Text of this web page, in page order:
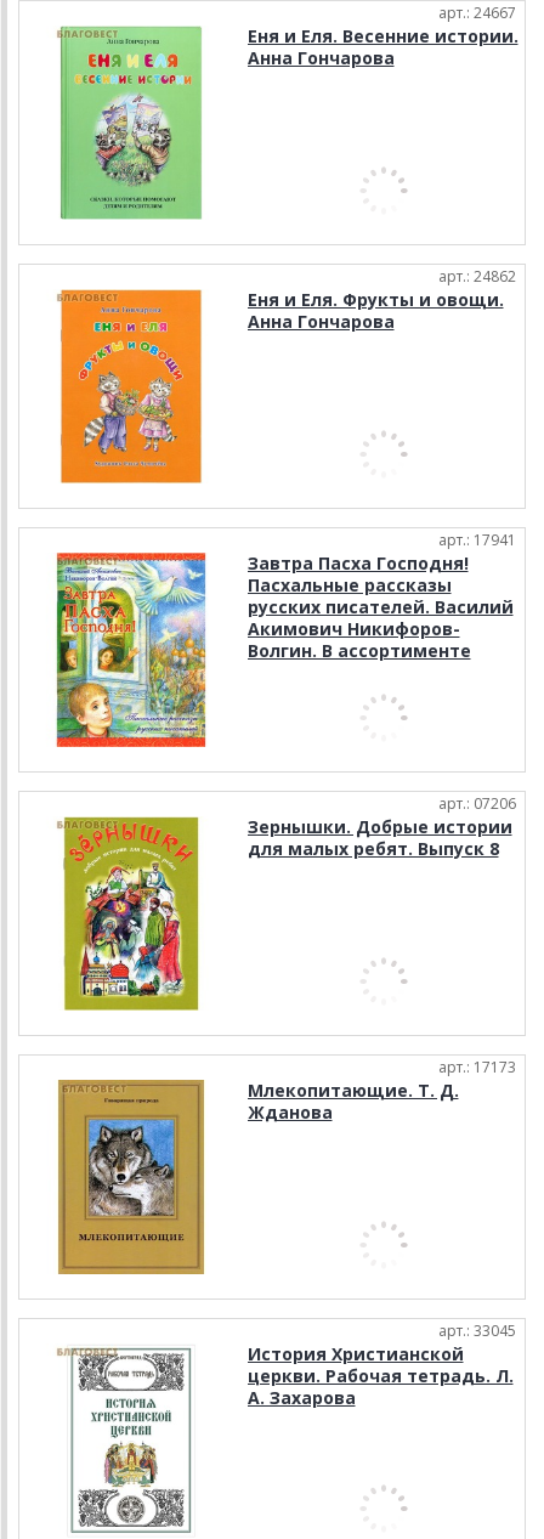
арт.: 24667
Еня и Еля. Весенние истории.
Анна Гончарова
арт.: 24862
Еня и Еля. Фрукты и овощи.
Анна Гончарова
арт.: 17941
Завтра Пасха Господня!
Пасхальные рассказы
русских писателей. Василий
Акимович Никифоров-
Волгин. В ассортименте
арт.: 07206
Зернышки. Добрые истории
для малых ребят. Выпуск 8
арт.: 17173
Млекопитающие. Т. Д.
Жданова
арт.: 33045
История Христианской
церкви. Рабочая тетрадь. Л.
А. Захарова